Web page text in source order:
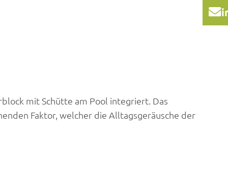
mit Schütte am Pool integriert. Das
Faktor, welcher die Alltagsgeräusche der